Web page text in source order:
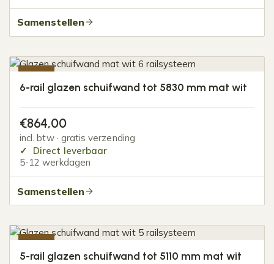
Samenstellen
6-rail glazen schuifwand tot 5830 mm mat wit
€864,00
incl. btw · gratis verzending
Direct leverbaar
5-12 werkdagen
Samenstellen
5-rail glazen schuifwand tot 5110 mm mat wit